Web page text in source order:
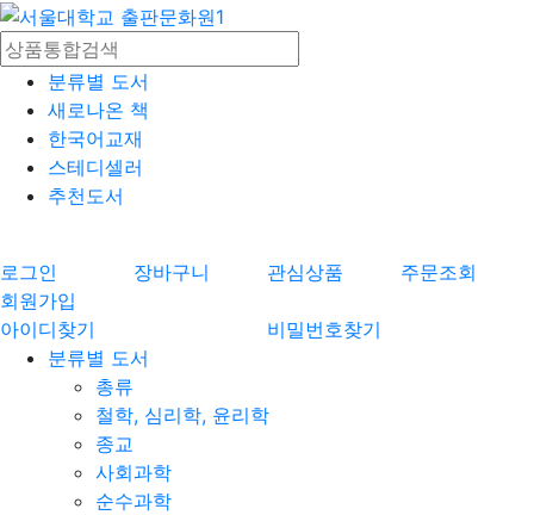
분류별 도서
새로나온 책
한국어교재
스테디셀러
추천도서
로그인 장바구니 관심상품
주문조회
회원가입
아이디찾기
비밀번호찾기
분류별 도서
총류
철학, 심리학, 윤리학
종교
사회과학
순수과학